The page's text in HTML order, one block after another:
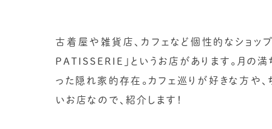
古着屋や雑貨店、カフェなど個性的なショ
PATISSERIE」というお店があります。月の
った隠れ家的存在。カフェ巡りが好きな方や
いお店なので、紹介します！